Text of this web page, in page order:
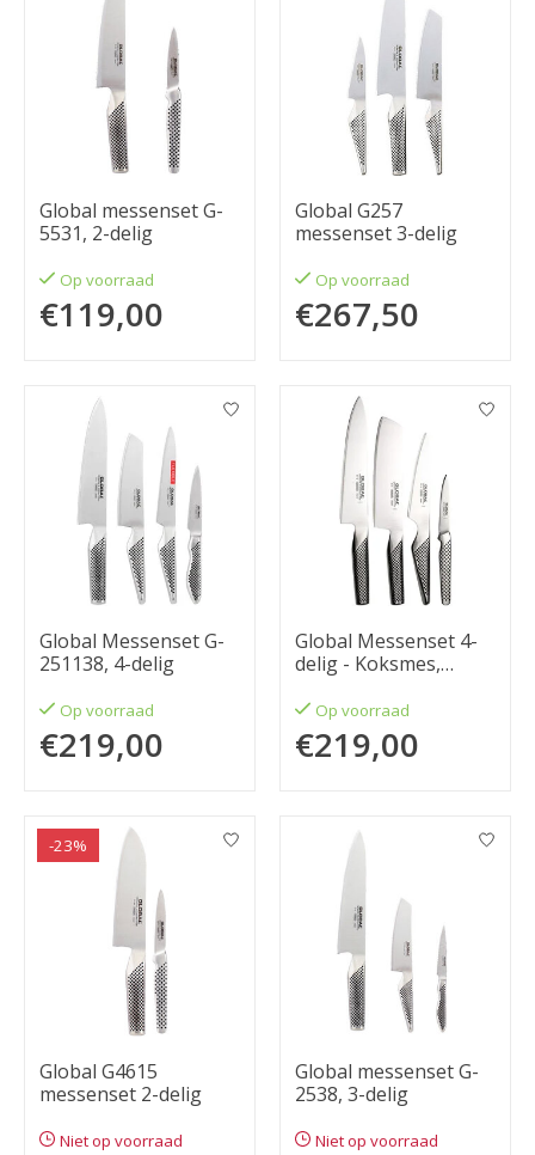
Global messenset G-
5531, 2-delig
Op voorraad
€119,00
Global G257
messenset 3-delig
Op voorraad
€267,50
Global Messenset G-
251138, 4-delig
Op voorraad
€219,00
Global Messenset 4-
delig - Koksmes,
Hakmes, Officemes
Op voorraad
€219,00
-23%
Global G4615
messenset 2-delig
Niet op voorraad
Global messenset G-
2538, 3-delig
Niet op voorraad